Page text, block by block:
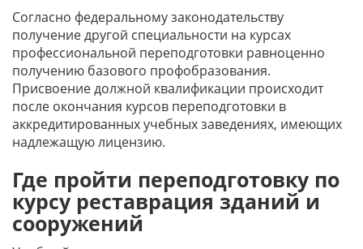
Согласно федеральному законодательству
получение другой специальности на курсах
профессиональной переподготовки равноценно
получению базового профобразования.
Присвоение должной квалификации происходит
после окончания курсов переподготовки в
аккредитированных учебных заведениях, имеющих
надлежащую лицензию.
Где пройти переподготовку по
курсу реставрация зданий и
сооружений